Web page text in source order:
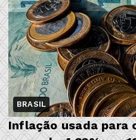
BRASIL
Inflação usada para